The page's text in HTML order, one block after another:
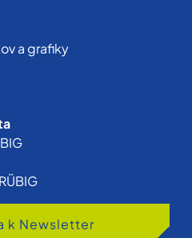
a grafiky
k Newsletter